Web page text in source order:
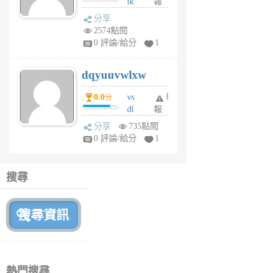
tu
6
個
月
前
分享
2574點閱
0 評論/給分
1
dqyuuvwlxw
0.0分
vs
dl
sq
fy
舉
報
分享
735點閱
0 評論/給分
1
搜尋